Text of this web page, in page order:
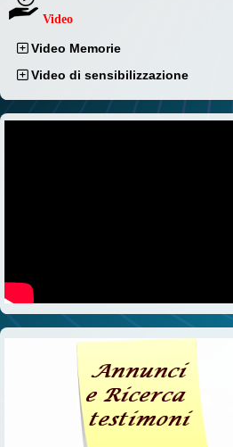
Video
Video Memorie
Video di sensibilizzazione